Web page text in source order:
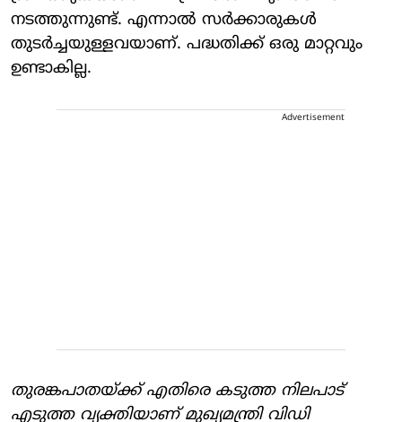
നടത്തുന്നുണ്ട്. എന്നാല്‍ സര്‍ക്കാരുകള്‍
തുടര്‍ച്ചയുള്ളവയാണ്. പദ്ധതിക്ക് ഒരു മാറ്റവും
ഉണ്ടാകില്ല.
Advertisement
തുരങ്കപാതയ്ക്ക് എതിരെ കടുത്ത നിലപാട്
എടുത്ത വ്യക്തിയാണ് മുഖ്യമന്ത്രി വിഡി